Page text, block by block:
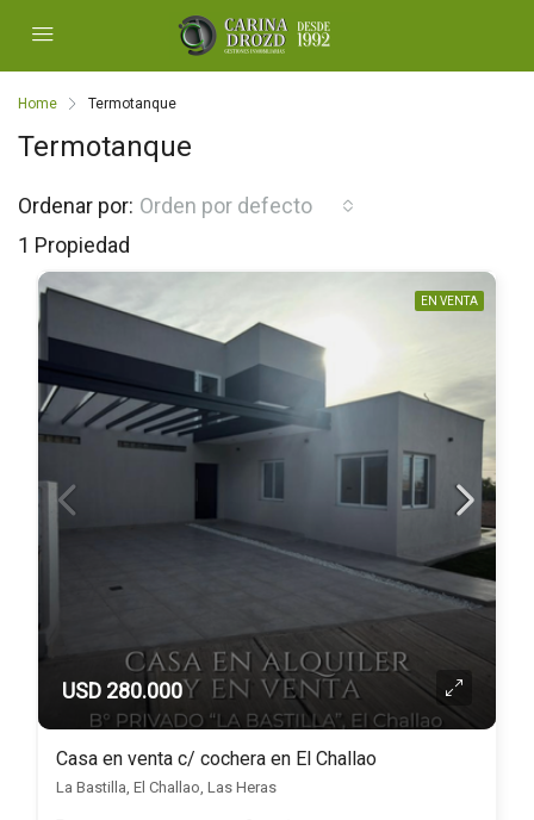
Home Termotanque
Termotanque
1 Propiedad
Ordenar por: Orden por defecto
EN VENTA
USD 280.000
Casa en venta c/ cochera en El Challao
La Bastilla, El Challao, Las Heras